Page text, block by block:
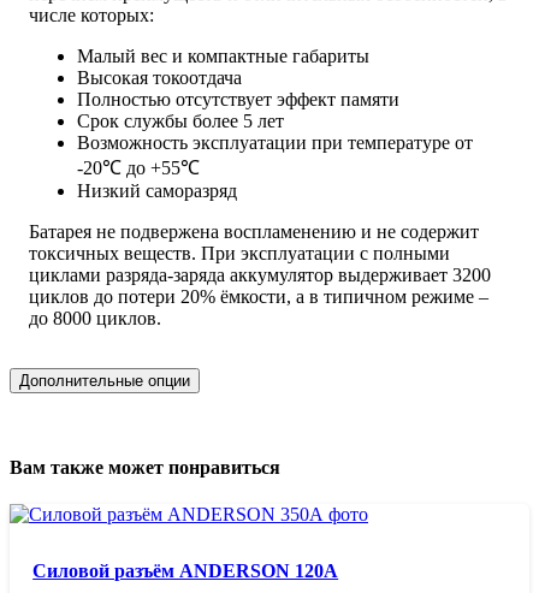
числе которых:
Малый вес и компактные габариты
Высокая токоотдача
Полностью отсутствует эффект памяти
Срок службы более 5 лет
Возможность эксплуатации при температуре от
-20℃ до +55℃
Низкий саморазряд
Батарея не подвержена воспламенению и не содержит
токсичных веществ. При эксплуатации с полными
циклами разряда-заряда аккумулятор выдерживает 3200
циклов до потери 20% ёмкости, а в типичном режиме –
до 8000 циклов.
Дополнительные опции
Вам также может понравиться
Силовой разъём ANDERSON 120А